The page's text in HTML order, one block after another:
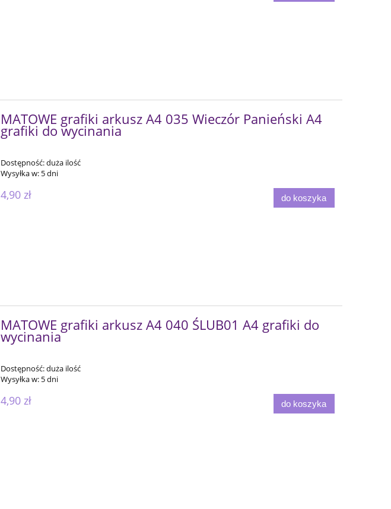
MATOWE grafiki arkusz A4 035 Wieczór Panieński A4
grafiki do wycinania
Dostępność:duża ilość
Wysyłka w: 5 dni
4,90 zł do koszyka
MATOWE grafiki arkusz A4 040 ŚLUB01 A4 grafiki do
wycinania
Dostępność:duża ilość
Wysyłka w: 5 dni
4,90 zł do koszyka